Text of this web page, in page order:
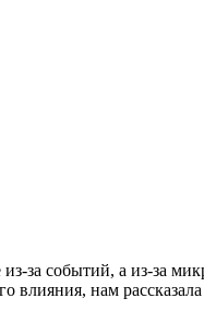
за событий, а из-за
влияния, нам